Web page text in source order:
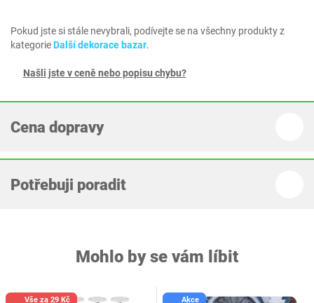
Pokud jste si stále nevybrali, podívejte se na všechny produkty z
kategorieDalší dekorace bazar.
Našli jste v ceně nebo popisu chybu?
Cena dopravy
Potřebuji poradit
Mohlo by se vám líbit
Vše za 29 Kč Akce